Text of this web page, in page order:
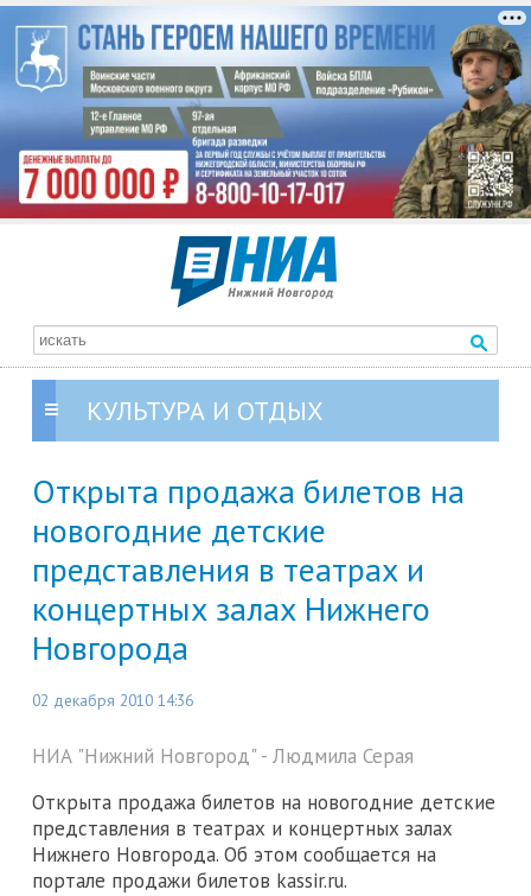
КУЛЬТУРА И ОТДЫХ
Открыта продажа билетов на
новогодние детские
представления в театрах и
концертных залах Нижнего
Новгорода
02 декабря 2010 14:36
НИА "Нижний Новгород" - Людмила Серая
Открыта продажа билетов на новогодние детские
представления в театрах и концертных залах
Нижнего Новгорода. Об этом сообщается на
портале продажи билетов kassir.ru.